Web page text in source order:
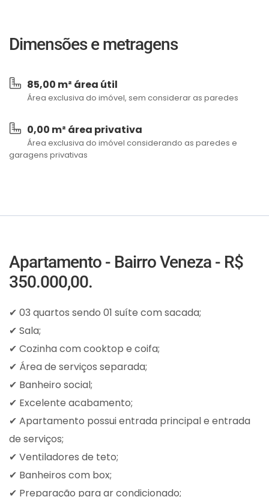
Dimensões e metragens
85,00 m² área útil
Área exclusiva do imóvel, sem considerar as paredes
0,00 m² área privativa
Área exclusiva do imóvel considerando as paredes e
garagens privativas
Apartamento - Bairro Veneza - R$
350.000,00.
✔ 03 quartos sendo 01 suíte com sacada;
✔ Sala;
✔ Cozinha com cooktop e coifa;
✔ Área de serviços separada;
✔ Banheiro social;
✔ Excelente acabamento;
✔ Apartamento possui entrada principal e entrada
de serviços;
✔ Ventiladores de teto;
✔ Banheiros com box;
✔ Preparação para ar condicionado;